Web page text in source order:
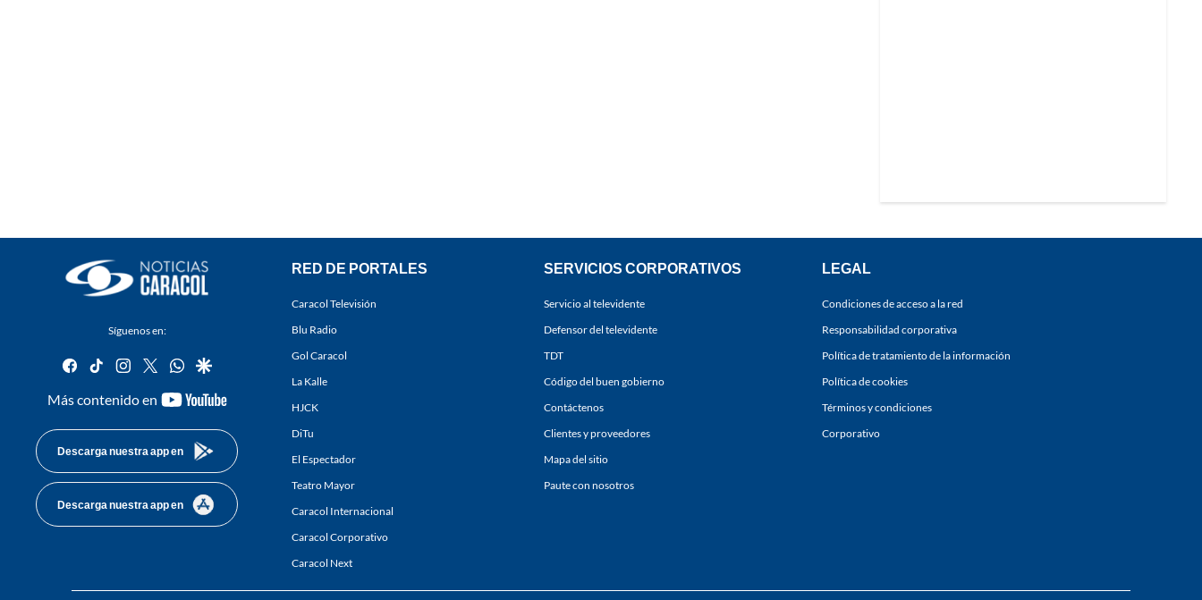
Síguenos en:
facebook
tiktok instagram
twitterwhatsapp
google
Más contenido en
youtube-
Descarga nuestra app en
Descarga nuestra app en
RED DE PORTALES
Caracol Televisión
Blu Radio
Gol Caracol
La Kalle
HJCK
DiTu
El Espectador
Teatro Mayor
Caracol Internacional
Caracol Corporativo
Caracol Next
SERVICIOS CORPORATIVOS
Servicio al televidente
Defensor del televidente
TDT
Código del buen gobierno
Contáctenos
Clientes y proveedores
Mapa del sitio
Paute con nosotros
LEGAL
Condiciones de acceso a la red
Responsabilidad corporativa
Política de tratamiento de la información
Política de cookies
Términos y condiciones
Corporativo